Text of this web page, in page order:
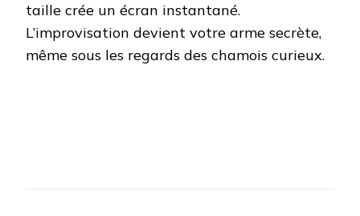
taille crée un écran instantané.
L’improvisation devient votre arme secrète,
même sous les regards des chamois curieux.